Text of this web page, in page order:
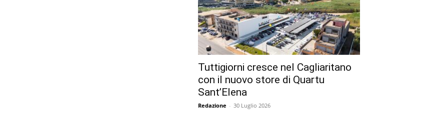
Tuttigiorni cresce nel Cagliaritano
con il nuovo store di Quartu
Sant’Elena
Redazione - 30 Luglio 2026